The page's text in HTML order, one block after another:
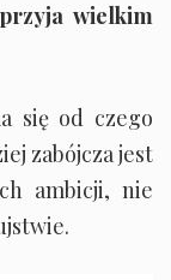
wielkim
się od czego
zabójcza jest
ambicji, nie